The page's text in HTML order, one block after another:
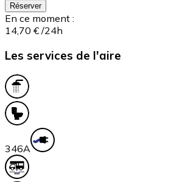
Réserver
En ce moment :
14,70 € /24h
Les services de l'aire
346A